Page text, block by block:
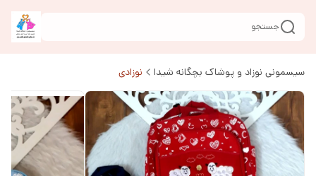
جستجو
سیسمونی نوزاد و پوشاک بچگانه شیدا نوزادی